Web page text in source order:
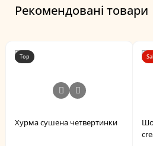
Рекомендовані товари
Top
Хурма сушена четвертинки